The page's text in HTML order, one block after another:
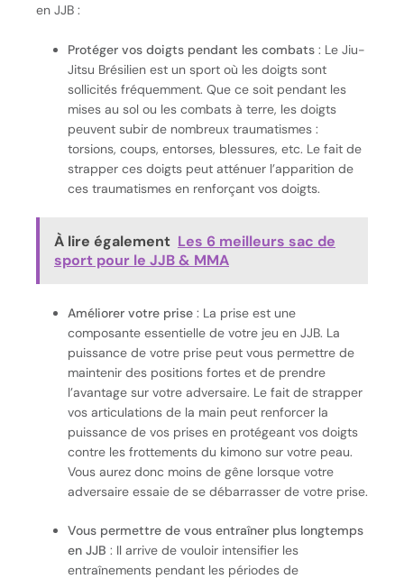
en JJB :
Protéger vos doigts pendant les combats : Le Jiu-
Jitsu Brésilien est un sport où les doigts sont
sollicités fréquemment. Que ce soit pendant les
mises au sol ou les combats à terre, les doigts
peuvent subir de nombreux traumatismes :
torsions, coups, entorses, blessures, etc. Le fait de
strapper ces doigts peut atténuer l’apparition de
ces traumatismes en renforçant vos doigts.
À lire également Les 6 meilleurs sac de
sport pour le JJB & MMA
Améliorer votre prise : La prise est une
composante essentielle de votre jeu en JJB. La
puissance de votre prise peut vous permettre de
maintenir des positions fortes et de prendre
l’avantage sur votre adversaire. Le fait de strapper
vos articulations de la main peut renforcer la
puissance de vos prises en protégeant vos doigts
contre les frottements du kimono sur votre peau.
Vous aurez donc moins de gêne lorsque votre
adversaire essaie de se débarrasser de votre prise.
Vous permettre de vous entraîner plus longtemps
en JJB : Il arrive de vouloir intensifier les
entraînements pendant les périodes de